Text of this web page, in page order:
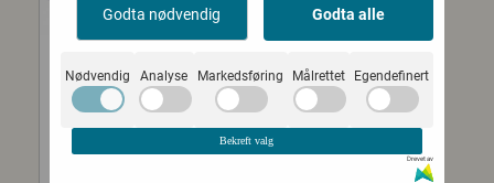
MEGABAG 4000
(SORT) MED
Godta nødvendig Godta alle
Nødvendig Analyse Markedsføring Målrettet Egendefinert
Bekreft valg
Drevet av